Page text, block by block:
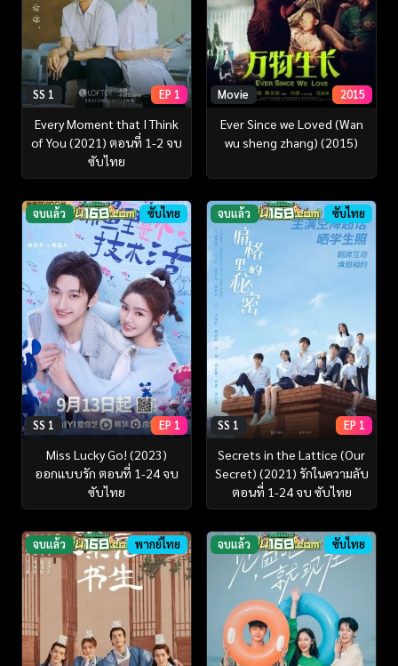
SS 1 EP 1
Every Moment that I Think
of You (2021) ตอนที่ 1-2 จบ
ซับไทย
Movie 2015
Ever Since we Loved (Wan
wu sheng zhang) (2015)
จบแล้ว ซับไทย
SS 1 EP 1
Miss Lucky Go! (2023)
ออกแบบรัก ตอนที่ 1-24 จบ
ซับไทย
จบแล้ว ซับไทย
SS 1 EP 1
Secrets in the Lattice (Our
Secret) (2021) รักในความลับ
ตอนที่ 1-24 จบ ซับไทย
จบแล้ว พากย์ไทย จบแล้ว ซับไทย